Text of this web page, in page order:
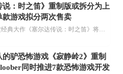
说：时之笛》重制版或拆分为上
款游戏拟分两次售卖
近日，任天堂经典大作《塞尔达传说：时之笛》将推出重制版的传闻又一次在玩家群体中引发热议。继爆料者NateTheHate之后，另一位知情人士Nash Weedle也披露了这款游戏重制版的具体信息。...
的驴恐怖游戏《寂静岭2》重制
同时推进7款恐怖游戏开发